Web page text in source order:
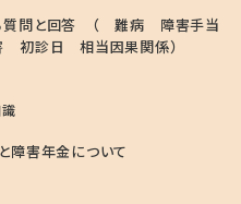
質問と回答 （ 難病 障害手当
初診日 相当因果関係）
識
障害年金について